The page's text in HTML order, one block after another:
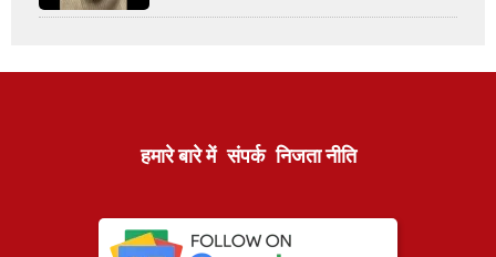
हमारे बारे में संपर्क निजता नीति